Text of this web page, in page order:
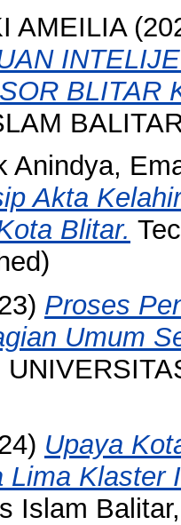
AMEILIA
BLITAR
Anindya,
Akta
Blitar.
Proses
Umum
Upaya
Lima Klaster
Islam